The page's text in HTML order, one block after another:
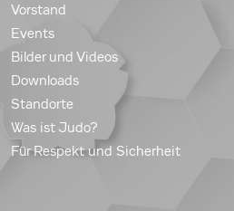
Vorstand
Events
Bilder und Videos
Downloads
Standorte
Was ist Judo?
Für Respekt und Sicherheit